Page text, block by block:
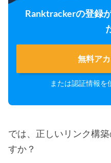
Ranktrackerの登録
無料ア
または認証情報を
では、正しいリンク構
すか？